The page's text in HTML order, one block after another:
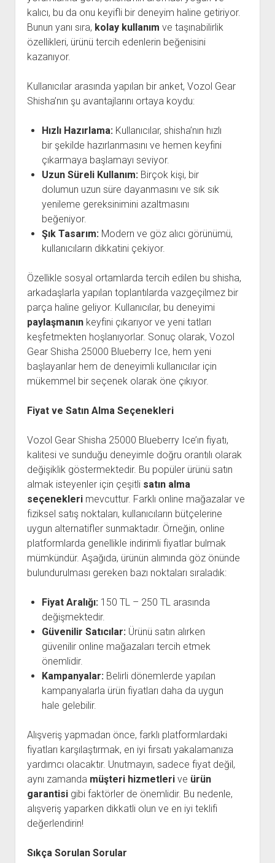
kalıcı, bu da onu keyifli bir deneyim haline getiriyor.
Bunun yanı sıra, kolay kullanım ve taşınabilirlik
özellikleri, ürünü tercih edenlerin beğenisini
kazanıyor.
Kullanıcılar arasında yapılan bir anket, Vozol Gear
Shisha’nın şu avantajlarını ortaya koydu:
Hızlı Hazırlama:Kullanıcılar, shisha’nın hızlı
bir şekilde hazırlanmasını ve hemen keyfini
çıkarmaya başlamayı seviyor.
Uzun Süreli Kullanım:Birçok kişi, bir
dolumun uzun süre dayanmasını ve sık sık
yenileme gereksinimini azaltmasını
beğeniyor.
Şık Tasarım:Modern ve göz alıcı görünümü,
kullanıcıların dikkatini çekiyor.
Özellikle sosyal ortamlarda tercih edilen bu shisha,
arkadaşlarla yapılan toplantılarda vazgeçilmez bir
parça haline geliyor. Kullanıcılar, bu deneyimi
paylaşmanınkeyfini çıkarıyor ve yeni tatları
keşfetmekten hoşlanıyorlar. Sonuç olarak, Vozol
Gear Shisha 25000 Blueberry Ice, hem yeni
başlayanlar hem de deneyimli kullanıcılar için
mükemmel bir seçenek olarak öne çıkıyor.
Fiyat ve Satın Alma Seçenekleri
Vozol Gear Shisha 25000 Blueberry Ice’ın fiyatı,
kalitesi ve sunduğu deneyimle doğru orantılı olarak
değişiklik göstermektedir. Bu popüler ürünü satın
almak isteyenler için çeşitli satın alma
seçeneklerimevcuttur. Farklı online mağazalar ve
fiziksel satış noktaları, kullanıcıların bütçelerine
uygun alternatifler sunmaktadır. Örneğin, online
platformlarda genellikle indirimli fiyatlar bulmak
mümkündür. Aşağıda, ürünün alımında göz önünde
bulundurulması gereken bazı noktaları sıraladık:
Fiyat Aralığı:150 TL – 250 TL arasında
değişmektedir.
Güvenilir Satıcılar:Ürünü satın alırken
güvenilir online mağazaları tercih etmek
önemlidir.
Kampanyalar:Belirli dönemlerde yapılan
kampanyalarla ürün fiyatları daha da uygun
hale gelebilir.
Alışveriş yapmadan önce, farklı platformlardaki
fiyatları karşılaştırmak, en iyi fırsatı yakalamanıza
yardımcı olacaktır. Unutmayın, sadece fiyat değil,
aynı zamanda müşteri hizmetlerive ürün
garantisigibi faktörler de önemlidir. Bu nedenle,
alışveriş yaparken dikkatli olun ve en iyi teklifi
değerlendirin!
Sıkça Sorulan Sorular